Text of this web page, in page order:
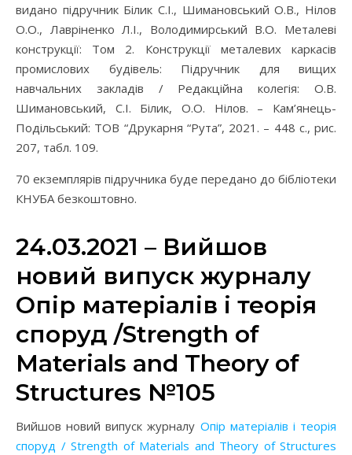
видано підручник Білик С.І., Шимановський О.В., Нілов
О.О., Лавріненко Л.І., Володимирський В.О. Металеві
конструкції: Том 2. Конструкції металевих каркасів
промислових будівель: Підручник для вищих
навчальних закладів / Редакційна колегія: О.В.
Шимановський, С.І. Білик, О.О. Нілов. – Кам’янець-
Подільський: ТОВ “Друкарня “Рута”, 2021. – 448 с., рис.
207, табл. 109.
70 екземплярів підручника буде передано до бібліотеки
КНУБА безкоштовно.
24.03.2021 – Вийшов
новий випуск журналу
Опір матеріалів і теорія
споруд /Strength of
Materials and Theory of
Structures №105
Вийшов новий випуск журналу Опір матеріалів і теорія
споруд / Strength of Materials and Theory of Structures